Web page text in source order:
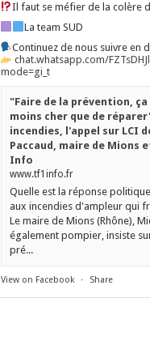
Il faut se méfier de la colère
La team SUD
Continuez de nous suivre en
chat.whatsapp.com/
mode=gi_t
"Faire de la prévention,
moins cher que de
incendies, l'appel sur LCI
Paccaud, maire de Mions
Info
www.tf1info.fr
Quelle est la réponse
aux incendies d'ampleur qui
Le maire de Mions (Rhône),
également pompier, insiste
pré...
View on Facebook · Share